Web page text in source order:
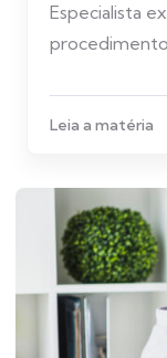
Especialista
Leia a matéria